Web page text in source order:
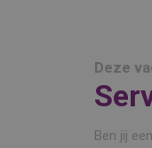
Deze
Ben jij